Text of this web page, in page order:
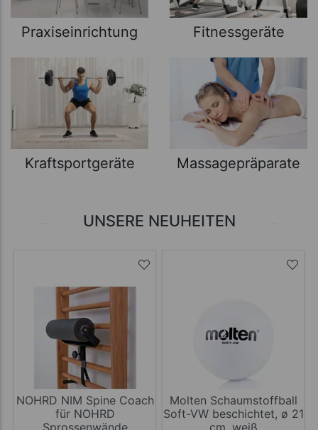
Praxiseinrichtung Fitnessgeräte
Kraftsportgeräte Massagepräparate
UNSERE NEUHEITEN
NOHRD NIM Spine Coach
für NOHRD
Sprossenwände
Molten Schaumstoffball
Soft-VW beschichtet, ø 21
cm, weiß